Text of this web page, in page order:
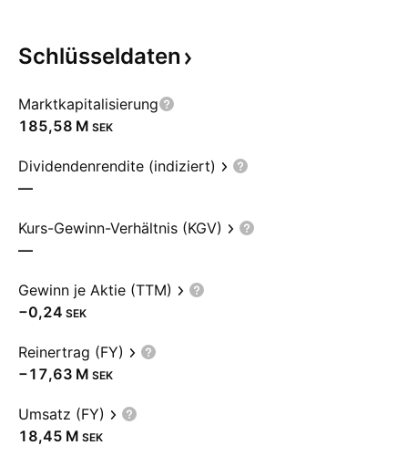
Schlüsseldaten
Marktkapitalisierung
‪185,58 M‬ SEK
Dividendenrendite (indiziert)
—
Kurs-Gewinn-Verhältnis (KGV)
—
Gewinn je Aktie (TTM)
−0,24 SEK
Reinertrag (FY)
‪−17,63 M‬ SEK
Umsatz (FY)
‪18,45 M‬ SEK